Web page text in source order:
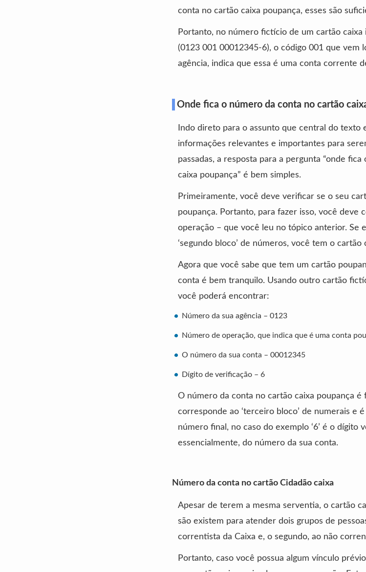
conta no cartão caixa poupança, esses são
Portanto, no número fictício de um cartão
(0123 001 00012345-6), o código 001 que vem
agência, indica que essa é uma conta corrente
Onde fica o número da conta no cartão
Indo direto para o assunto que central do texto
informações relevantes e importantes para
passadas, a resposta para a pergunta “onde
caixa poupança” é bem simples.
Primeiramente, você deve verificar se o seu
poupança. Portanto, para fazer isso, você deve
operação – que você leu no tópico anterior. Se
‘segundo bloco’ de números, você tem o cartão
Agora que você sabe que tem um cartão
conta é bem tranquilo. Usando outro cartão
você poderá encontrar:
Número da sua agência – 0123
Número de operação, que indica que é uma conta
O número da sua conta – 00012345
Dígito de verificação – 6
O número da conta no cartão caixa poupança é
corresponde ao ‘terceiro bloco’ de numerais e
número final, no caso do exemplo ‘6’ é o dígito
essencialmente, do número da sua conta.
Número da conta no cartão Cidadão caixa
Apesar de terem a mesma serventia, o cartão
são existem para atender dois grupos de
correntista da Caixa e, o segundo, ao não
Portanto, caso você possua algum vínculo